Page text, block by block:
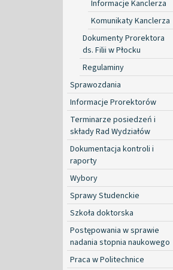
Informacje Kanclerza
Komunikaty Kanclerza
Dokumenty Prorektora
ds. Filii w Płocku
Regulaminy
Sprawozdania
Informacje Prorektorów
Terminarze posiedzeń i
składy Rad Wydziałów
Dokumentacja kontroli i
raporty
Wybory
Sprawy Studenckie
Szkoła doktorska
Postępowania w sprawie
nadania stopnia naukowego
Praca w Politechnice